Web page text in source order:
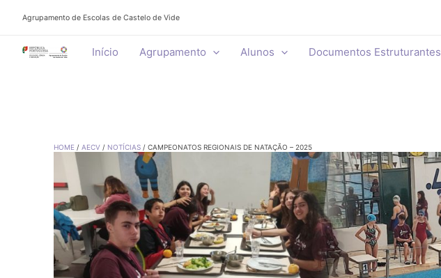
Agrupamento de Escolas de Castelo de Vide
Início Agrupamento Alunos Documentos Estruturantes
HOME AECV NOTÍCIAS CAMPEONATOS REGIONAIS DE NATAÇÃO – 2025